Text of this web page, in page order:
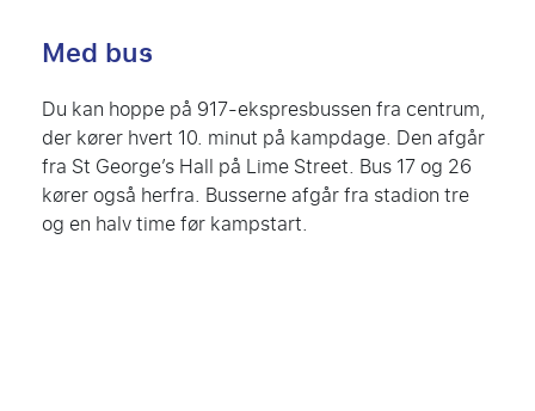
Med bus
Du kan hoppe på 917-ekspresbussen fra centrum,
der kører hvert 10. minut på kampdage. Den afgår
fra St George’s Hall på Lime Street. Bus 17 og 26
kører også herfra. Busserne afgår fra stadion tre
og en halv time før kampstart.